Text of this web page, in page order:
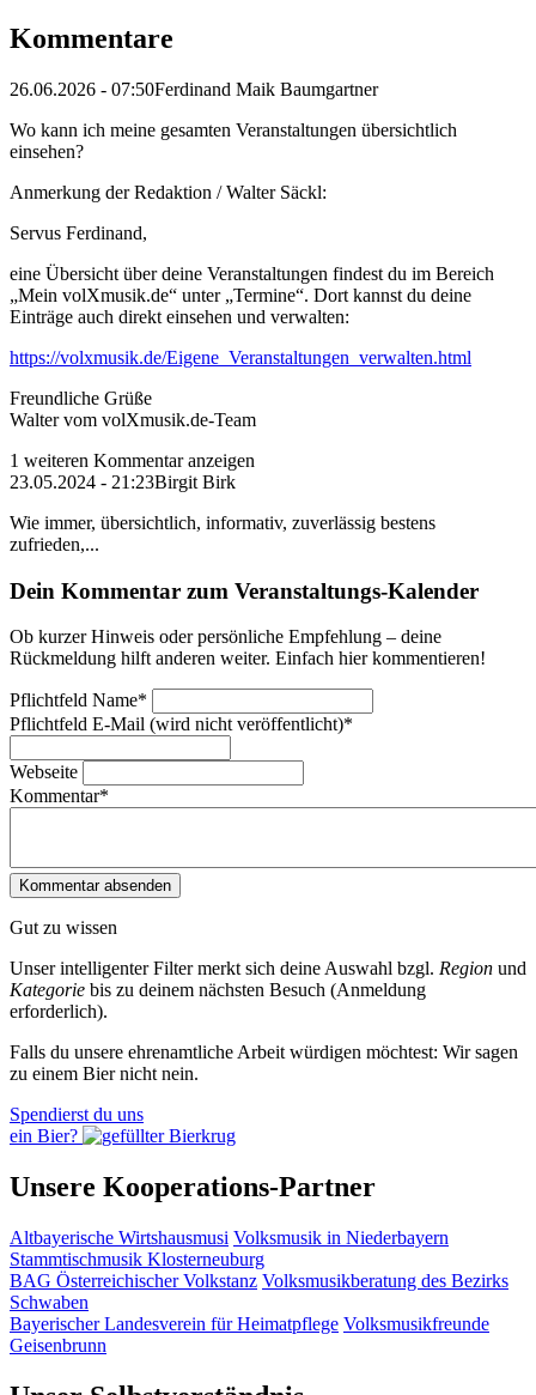
Kommentare
26.06.2026 - 07:50Ferdinand Maik Baumgartner
Wo kann ich meine gesamten Veranstaltungen übersichtlich
einsehen?
Anmerkung der Redaktion /Walter Säckl:
Servus Ferdinand,
eine Übersicht über deine Veranstaltungen findest du im Bereich
„Mein volXmusik.de“ unter „Termine“. Dort kannst du deine
Einträge auch direkt einsehen und verwalten:
https://volxmusik.de/Eigene_Veranstaltungen_verwalten.html
Freundliche Grüße
Walter vom volXmusik.de-Team
1 weiteren Kommentar anzeigen
23.05.2024 - 21:23Birgit Birk
Wie immer, übersichtlich, informativ, zuverlässig bestens
zufrieden,...
Dein Kommentar zum Veranstaltungs-Kalender
Ob kurzer Hinweis oder persönliche Empfehlung – deine
Rückmeldung hilft anderen weiter. Einfach hier kommentieren!
Pflichtfeld Name*
Pflichtfeld E-Mail (wird nicht veröffentlicht)*
Webseite
Kommentar*
Gut zu wissen
Unser intelligenter Filter merkt sich deine Auswahl bzgl. Region und
Kategorie bis zu deinem nächsten Besuch (Anmeldung
erforderlich).
Falls du unsere ehrenamtliche Arbeit würdigen möchtest: Wir sagen
zu einem Bier nicht nein.
Spendierst du uns
ein Bier?
Unsere Kooperations-Partner
Altbayerische Wirtshausmusi Volksmusik in Niederbayern
Stammtischmusik Klosterneuburg
BAG Österreichischer Volkstanz Volksmusikberatung des Bezirks
Schwaben
Bayerischer Landesverein für Heimatpflege Volksmusikfreunde
Geisenbrunn